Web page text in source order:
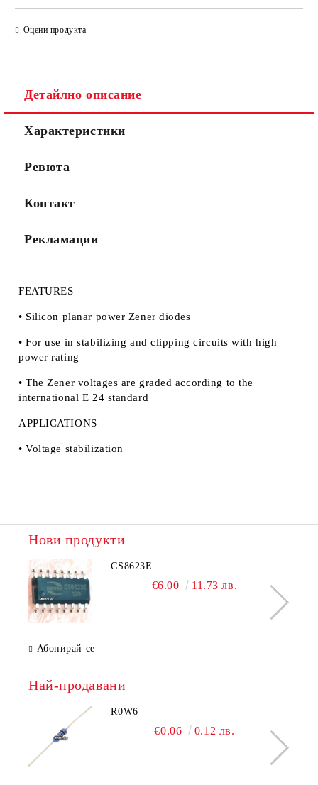
Съгласен съм с
Ние ще се свържем с вас в рамките на работния ден.
Оцени продукта
Детайлно описание
Характеристики
Ревюта
Контакт
Рекламации
FEATURES
• Silicon planar power Zener diodes
• For use in stabilizing and clipping circuits with high
power rating
• The Zener voltages are graded according to the
international E 24 standard
APPLICATIONS
• Voltage stabilization
Нови продукти
CS8623E
€6.00 11.73 лв.
Абонирай се
Най-продавани
R0W6
€0.06 0.12 лв.